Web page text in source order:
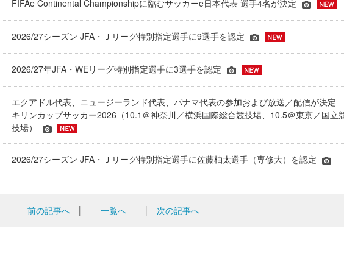
FIFAe Continental Championshipに臨むサッカーe日本代表 選手4名が決定
2026/27シーズン JFA・Ｊリーグ特別指定選手に9選手を認定
2026/27年JFA・WEリーグ特別指定選手に3選手を認定
エクアドル代表、ニュージーランド代表、パナマ代表の参加および放送／配信が決定
キリンカップサッカー2026（10.1＠神奈川／横浜国際総合競技場、10.5＠東京／国立
技場）
2026/27シーズン JFA・Ｊリーグ特別指定選手に佐藤柚太選手（専修大）を認定
前の記事へ│ 一覧へ 次の記事へ